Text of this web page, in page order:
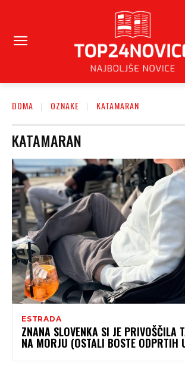
DOMA OZNAKE KATAMARAN
KATAMARAN
ESTRADA
ZNANA SLOVENKA SI JE PRIVOŠČILA
NA MORJU (OSTALI BOSTE ODPRTIH